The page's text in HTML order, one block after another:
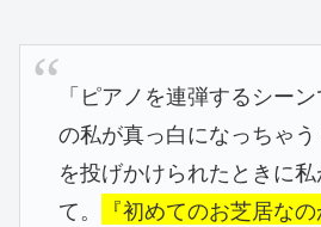
「ピアノを連弾するシー
の私が真っ白になっちゃ
を投げかけられたときに
て。
『初めてのお芝居な